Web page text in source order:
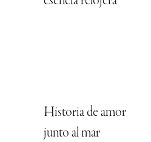
Historia de amor
junto al mar